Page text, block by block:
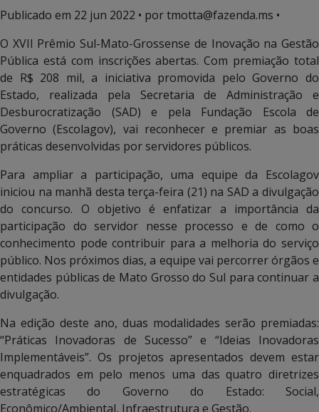
Publicado em 22 jun 2022 • por tmotta@fazenda.ms •
O XVII Prêmio Sul-Mato-Grossense de Inovação na Gestão
Pública está com inscrições abertas. Com premiação total
de R$ 208 mil, a iniciativa promovida pelo Governo do
Estado, realizada pela Secretaria de Administração e
Desburocratização (SAD) e pela Fundação Escola de
Governo (Escolagov), vai reconhecer e premiar as boas
práticas desenvolvidas por servidores públicos.
Para ampliar a participação, uma equipe da Escolagov
iniciou na manhã desta terça-feira (21) na SAD a divulgação
do concurso. O objetivo é enfatizar a importância da
participação do servidor nesse processo e de como o
conhecimento pode contribuir para a melhoria do serviço
público. Nos próximos dias, a equipe vai percorrer órgãos e
entidades públicas de Mato Grosso do Sul para continuar a
divulgação.
Na edição deste ano, duas modalidades serão premiadas:
“Práticas Inovadoras de Sucesso” e “Ideias Inovadoras
Implementáveis”. Os projetos apresentados devem estar
enquadrados em pelo menos uma das quatro diretrizes
estratégicas do Governo do Estado: Social,
Econômico/Ambiental, Infraestrutura e Gestão.